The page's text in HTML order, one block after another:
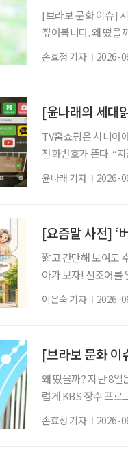
[브라보 문화 이슈]
짚어봅니다. 왜 떴을
활동 중단을 선언했
만의 백반기행(이하
손효정 기자 2026-
[윤나래의 세대
TV홈쇼핑은 시니어
전화번호가 뜬다. “
색상과 수량을 확인
즘은 달라졌다. TV
윤나래 기자 2026-
[요즘말 사전] ‘
짧고 간단해 보여도
아가 보자! 신조어를
은 기운이 더해진
개수를 확인하며
이은숙 기자 2026-
[브라보 문화 이
왜 떴을까? 지난 8일
럽게 KBS 장수 프로
해의 별세 이후 김
‘전국노래자랑’ “전
손효정 기자 2026-